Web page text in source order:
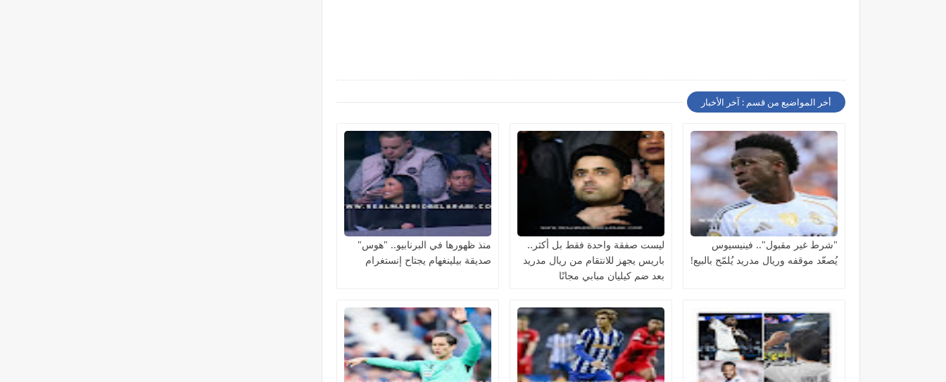
أخر المواضيع من قسم : آخر الأخبار
"شرط غير مقبول".. فينيسيوس
يُصعّد موقفه وريال مدريد يُلمّح بالبيع!
ليست صفقة واحدة فقط بل أكثر..
باريس يجهز للانتقام من ريال مدريد
بعد ضم كيليان مبابي مجانًا
منذ ظهورها في البرنابيو.. "هوس"
صديقة بيلينغهام يجتاح إنستغرام